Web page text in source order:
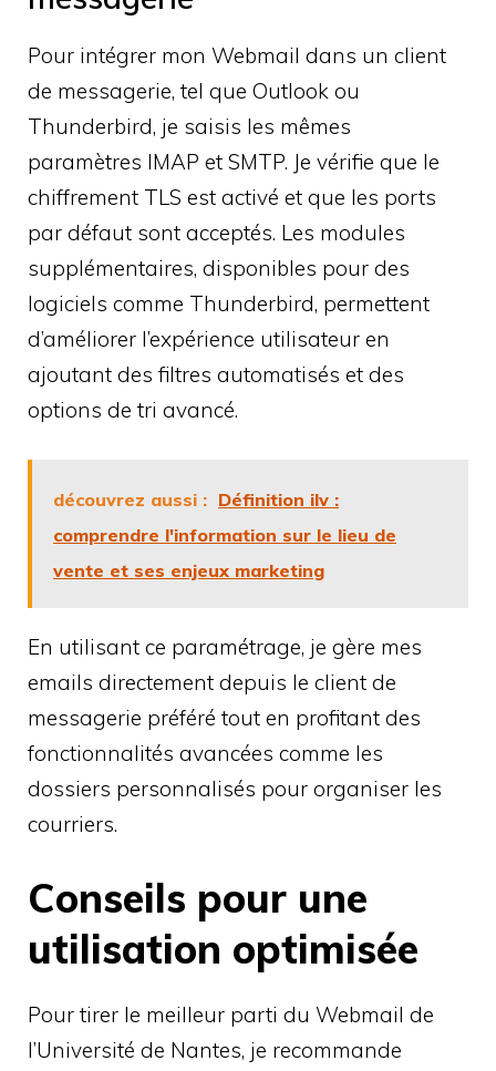
Pour intégrer mon Webmail dans un client
de messagerie, tel que Outlook ou
Thunderbird, je saisis les mêmes
paramètres IMAP et SMTP. Je vérifie que le
chiffrement TLS est activé et que les ports
par défaut sont acceptés. Les modules
supplémentaires, disponibles pour des
logiciels comme Thunderbird, permettent
d’améliorer l’expérience utilisateur en
ajoutant des filtres automatisés et des
options de tri avancé.
découvrez aussi : Définition ilv :
comprendre l'information sur le lieu de
vente et ses enjeux marketing
En utilisant ce paramétrage, je gère mes
emails directement depuis le client de
messagerie préféré tout en profitant des
fonctionnalités avancées comme les
dossiers personnalisés pour organiser les
courriers.
Conseils pour une
utilisation optimisée
Pour tirer le meilleur parti du Webmail de
l’Université de Nantes, je recommande